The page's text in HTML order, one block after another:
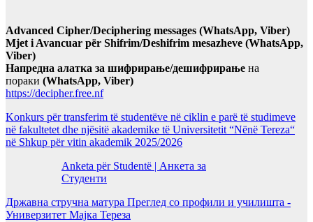
Advanced Cipher/Deciphering messages (WhatsApp, Viber)
Mjet i Avancuar për Shifrim/Deshifrim mesazheve (WhatsApp,
Viber)
Напредна алатка за шифрирање/дешифрирање на
пораки (WhatsApp, Viber)
https://decipher.free.nf
Konkurs për transferim të studentëve në ciklin e parë të studimeve
në fakultetet dhe njësitë akademike të Universitetit “Nënë Tereza“
në Shkup për vitin akademik 2025/2026
Anketa për Studentë | Анкета за
Студенти
Државна стручна матура Преглед со профили и училишта -
Универзитет Мајка Тереза